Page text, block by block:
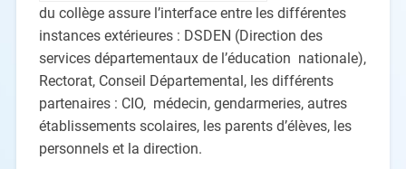
du collège assure l’interface entre les différentes
instances extérieures : DSDEN (Direction des
services départementaux de l’éducation nationale),
Rectorat, Conseil Départemental, les différents
partenaires : CIO, médecin, gendarmeries, autres
établissements scolaires, les parents d’élèves, les
personnels et la direction.